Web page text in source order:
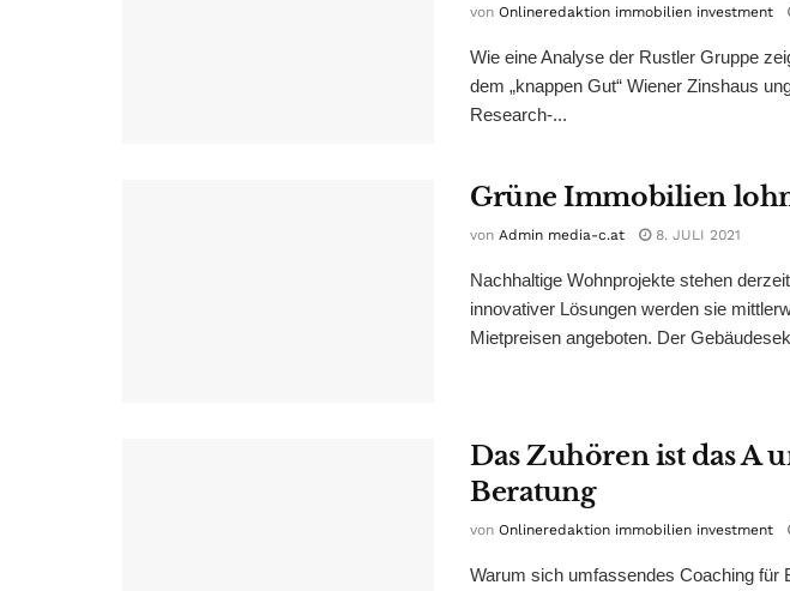
von Onlineredaktion immobilien investment
Wie eine Analyse der Rustler Gruppe
dem „knappen Gut“ Wiener Zinshaus
Research-...
Grüne Immobilien
von Admin media-c.at 8. JULI 2021
Nachhaltige Wohnprojekte stehen
innovativer Lösungen werden sie
Mietpreisen angeboten. Der
Das Zuhören ist das A
Beratung
von Onlineredaktion immobilien investment
Warum sich umfassendes Coaching für